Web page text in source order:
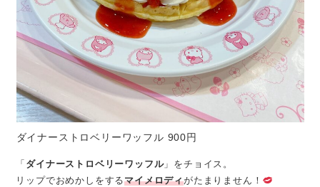
ダイナーストロベリーワッフル 900円
「 ダイナーストロベリーワッフル」をチョイス。
リップでおめかしをするマイメロディがたまりません！